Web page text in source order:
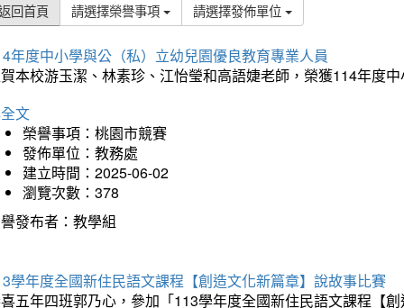
回首頁 請選擇榮譽事項 請選擇發佈單位
年度中小學與公（私）立幼兒園優良教育專業人員
本校游玉潔、林素珍、江怡瑩和高語婕老師，榮獲114年度
文
榮譽事項：桃園市競賽
發佈單位：教務處
建立時間：2025-06-02
瀏覽次數：378
發布者：教學組
學年度全國新住民語文課程【創造文化新篇章】說故事比賽
五年四班郭乃心，參加「113學年度全國新住民語文課程【